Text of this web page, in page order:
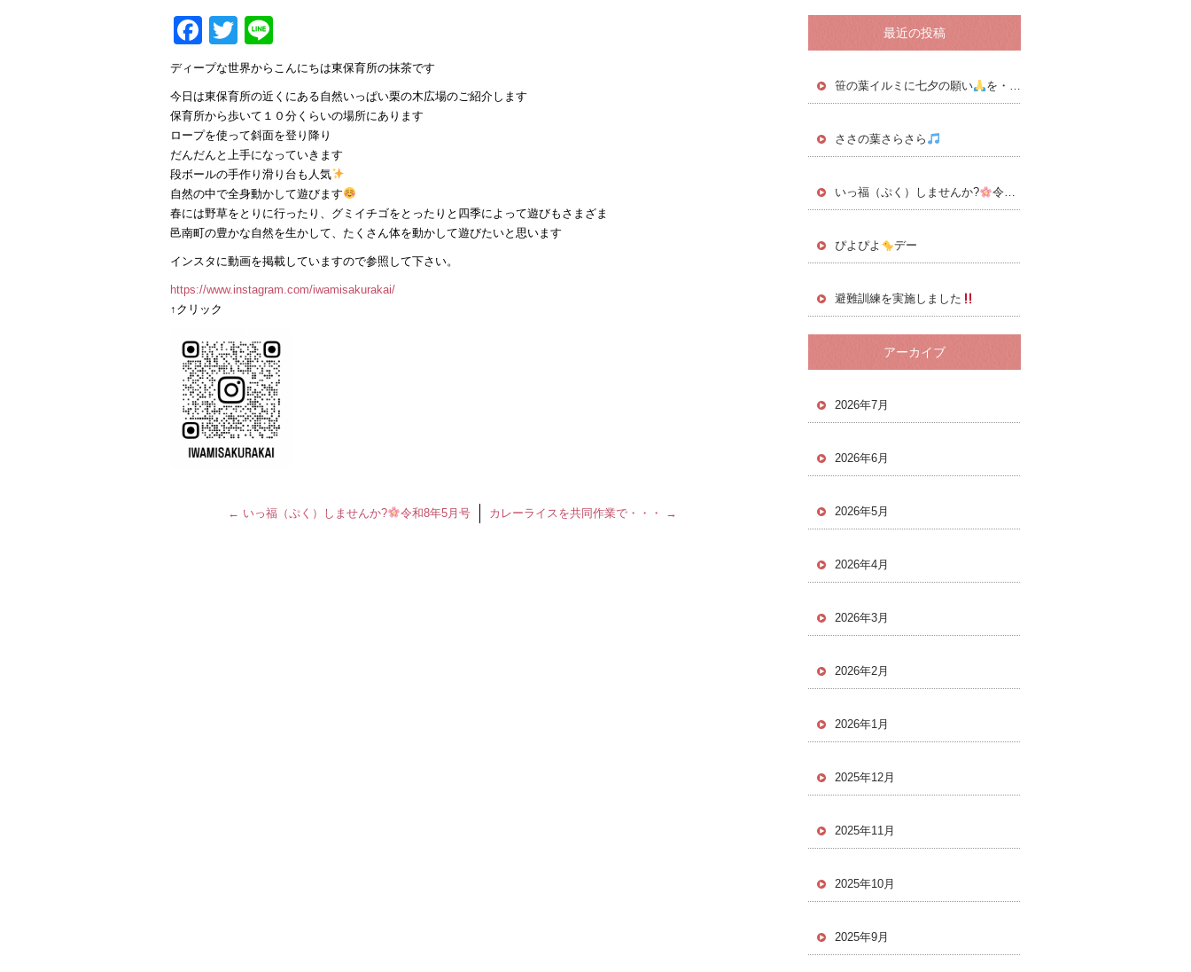
Facebook
Twitter
ディープな世界からこんにちは東保育所の抹茶です
今日は東保育所の近くにある自然いっぱい栗の木広場のご紹介します
保育所から歩いて１０分くらいの場所にあります
ロープを使って斜面を登り降り
だんだんと上手になっていきます
段ボールの手作り滑り台も人気
自然の中で全身動かして遊びます
春には野草をとりに行ったり、グミイチゴをとったりと四季によって遊びもさまざま
邑南町の豊かな自然を生かして、たくさん体を動かして遊びたいと思います
インスタに動画を掲載していますので参照して下さい。
https://www.instagram.com/iwamisakurakai/
↑クリック
← いっ福（ぷく）しませんか? 令和8年5月号 カレーライスを共同作業で・・・ →
最近の投稿
笹の葉イルミに七夕の願い を・・・
ささの葉さらさら
いっ福（ぷく）しませんか? 令和8年6月号
ぴよぴよ デー
避難訓練を実施しました
アーカイブ
2026年7月
2026年6月
2026年5月
2026年4月
2026年3月
2026年2月
2026年1月
2025年12月
2025年11月
2025年10月
2025年9月